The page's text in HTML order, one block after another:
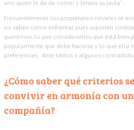
uno quien le da de comer y limpia su jaula”.
Frecuentemente los propietarios nóveles se
no saben como enfrentar, pues suponen
queremos, lo que consideramos que está bien
popularmente que debe hacerse y lo que ella
preferencias.
Ante tantos y algunos
¿Cómo saber qué criterios
convivir en armonía con
compañía?